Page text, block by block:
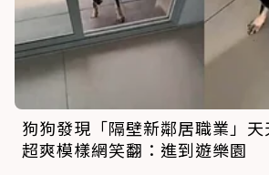
狗狗發現「隔壁新鄰居職業」天
超爽模樣網笑翻：進到遊樂園